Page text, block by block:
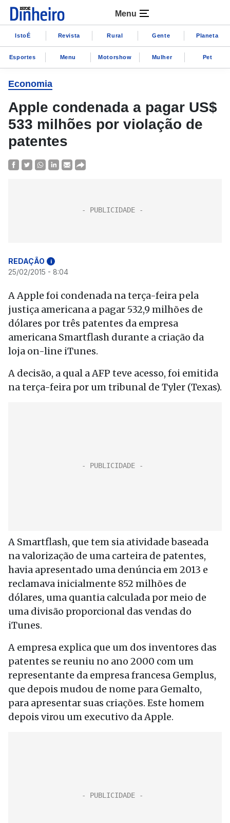
Menu
IstoÉ Revista Rural Gente Planeta
Esportes Menu Motorshow Mulher Pet
Economia
Apple condenada a pagar US$
533 milhões por violação de
patentes
REDAÇÃO i
25/02/2015 - 8:04
A Apple foi condenada na terça-feira pela
justiça americana a pagar 532,9 milhões de
dólares por três patentes da empresa
americana Smartflash durante a criação da
loja on-line iTunes.
A decisão, a qual a AFP teve acesso, foi emitida
na terça-feira por um tribunal de Tyler (Texas).
A Smartflash, que tem sia atividade baseada
na valorização de uma carteira de patentes,
havia apresentado uma denúncia em 2013 e
reclamava inicialmente 852 milhões de
dólares, uma quantia calculada por meio de
uma divisão proporcional das vendas do
iTunes.
A empresa explica que um dos inventores das
patentes se reuniu no ano 2000 com um
representante da empresa francesa Gemplus,
que depois mudou de nome para Gemalto,
para apresentar suas criações. Este homem
depois virou um executivo da Apple.